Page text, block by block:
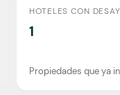
HOTELES CON
1
Propiedades que ya